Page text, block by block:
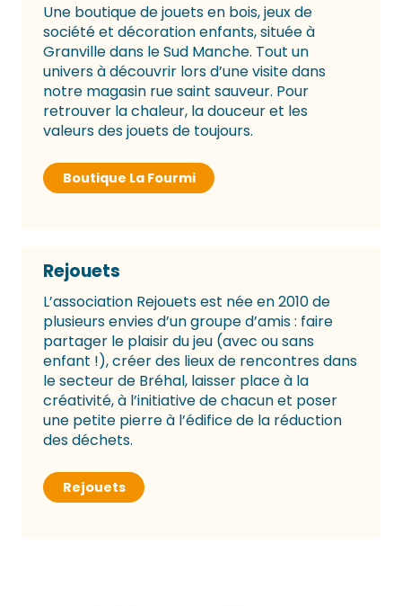
Une boutique de jouets en bois, jeux de
société et décoration enfants, située à
Granville dans le Sud Manche. Tout un
univers à découvrir lors d’une visite dans
notre magasin rue saint sauveur. Pour
retrouver la chaleur, la douceur et les
valeurs des jouets de toujours.
Boutique La Fourmi
Rejouets
L’association Rejouets est née en 2010 de
plusieurs envies d’un groupe d’amis : faire
partager le plaisir du jeu (avec ou sans
enfant !), créer des lieux de rencontres dans
le secteur de Bréhal, laisser place à la
créativité, à l’initiative de chacun et poser
une petite pierre à l’édifice de la réduction
des déchets.
Rejouets